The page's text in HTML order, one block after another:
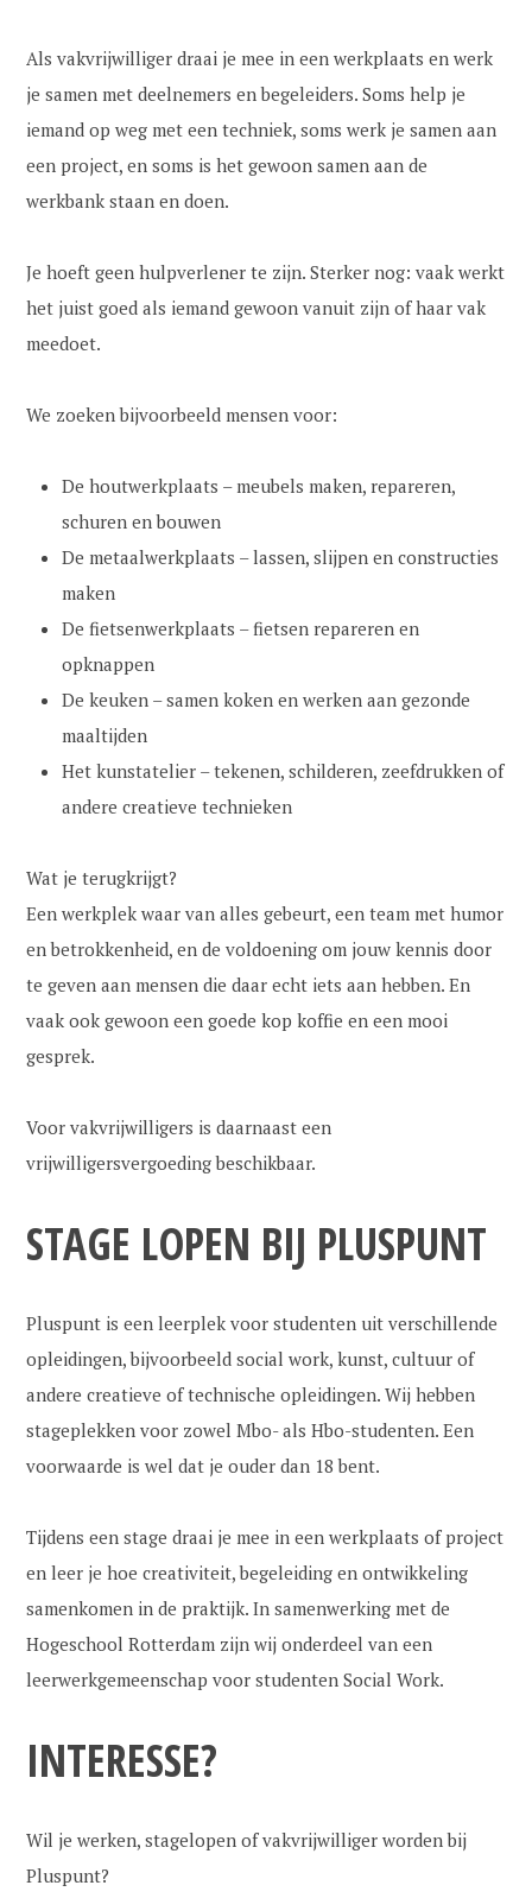
Als vakvrijwilliger draai je mee in een werkplaats en werk
je samen met deelnemers en begeleiders. Soms help je
iemand op weg met een techniek, soms werk je samen aan
een project, en soms is het gewoon samen aan de
werkbank staan en doen.
Je hoeft geen hulpverlener te zijn. Sterker nog: vaak werkt
het juist goed als iemand gewoon vanuit zijn of haar vak
meedoet.
We zoeken bijvoorbeeld mensen voor:
De houtwerkplaats – meubels maken, repareren,
schuren en bouwen
De metaalwerkplaats – lassen, slijpen en constructies
maken
De fietsenwerkplaats – fietsen repareren en
opknappen
De keuken – samen koken en werken aan gezonde
maaltijden
Het kunstatelier – tekenen, schilderen, zeefdrukken of
andere creatieve technieken
Wat je terugkrijgt?
Een werkplek waar van alles gebeurt, een team met humor
en betrokkenheid, en de voldoening om jouw kennis door
te geven aan mensen die daar echt iets aan hebben. En
vaak ook gewoon een goede kop koffie en een mooi
gesprek.
Voor vakvrijwilligers is daarnaast een
vrijwilligersvergoeding beschikbaar.
STAGE LOPEN BIJ PLUSPUNT
Pluspunt is een leerplek voor studenten uit verschillende
opleidingen, bijvoorbeeld social work, kunst, cultuur of
andere creatieve of technische opleidingen. Wij hebben
stageplekken voor zowel Mbo- als Hbo-studenten. Een
voorwaarde is wel dat je ouder dan 18 bent.
Tijdens een stage draai je mee in een werkplaats of project
en leer je hoe creativiteit, begeleiding en ontwikkeling
samenkomen in de praktijk. In samenwerking met de
Hogeschool Rotterdam zijn wij onderdeel van een
leerwerkgemeenschap voor studenten Social Work.
INTERESSE?
Wil je werken, stagelopen of vakvrijwilliger worden bij
Pluspunt?